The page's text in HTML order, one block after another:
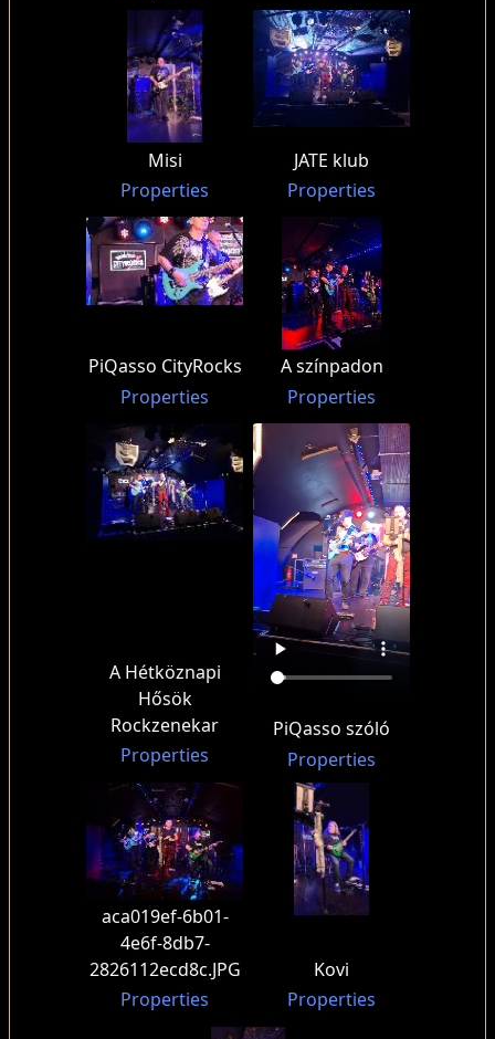
Misi
Properties
JATE klub
Properties
PiQasso CityRocks
Properties
A színpadon
Properties
A Hétköznapi
Hősök
Rockzenekar
Properties
PiQasso szóló
Properties
aca019ef-6b01-
4e6f-8db7-
2826112ecd8c.JPG
Properties
Kovi
Properties